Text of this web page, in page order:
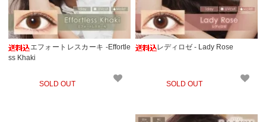
エフォートレスカーキ -Effortle
ss Khaki
SOLD OUT
レディロゼ - Lady Rose
SOLD OUT